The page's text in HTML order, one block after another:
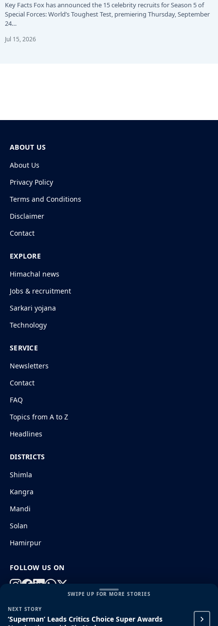
Key Facts Fox has announced the 15 celebrity recruits for Season 5 of
Special Forces: World’s Toughest Test, premiering Thursday, September
24…
Jul 15, 2026
SWIPE UP FOR MORE STORIES
NEXT STORY
‘Superman’ Leads Critics Choice Super Awards
ABOUT US
About Us
Privacy Policy
Terms and Conditions
Disclaimer
Contact
EXPLORE
Himachal news
Jobs & recruitment
Sarkari yojana
Technology
SERVICE
Newsletters
Contact
FAQ
Topics from A to Z
Headlines
DISTRICTS
Shimla
Kangra
Mandi
Solan
Hamirpur
FOLLOW US ON
© 2026 HimachalGovt.com
| Terms and Conditions | Disclaimer